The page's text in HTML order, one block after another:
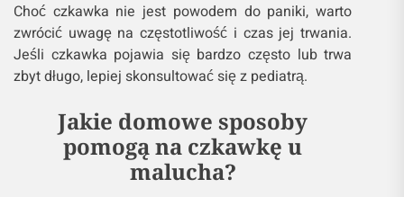
Choć czkawka nie jest powodem do paniki, warto
zwrócić uwagę na częstotliwość i czas jej trwania.
Jeśli czkawka pojawia się bardzo często lub trwa
zbyt długo, lepiej skonsultować się z pediatrą.
Jakie domowe sposoby
pomogą na czkawkę u
malucha?